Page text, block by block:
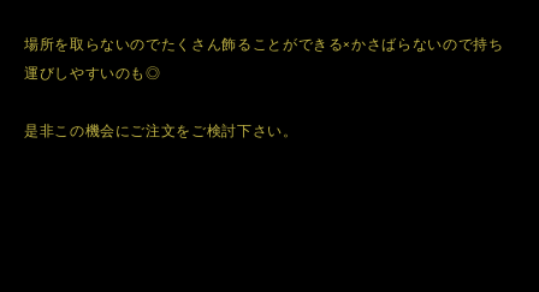
場所を取らないのでたくさん飾ることができる×かさばらないので持ち
運びしやすいのも◎
是非この機会にご注文をご検討下さい。